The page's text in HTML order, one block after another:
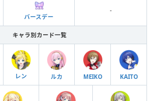
バースデー
-
キャラ別カード一覧
レン ルカ MEIKO KAITO